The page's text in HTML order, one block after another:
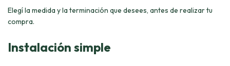
Elegí la medida y la terminación que desees, antes de realizar tu
compra.
Instalación simple